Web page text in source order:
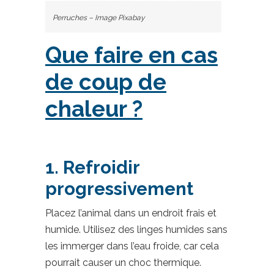
Perruches – Image Pixabay
Que faire en cas
de coup de
chaleur ?
1. Refroidir
progressivement
Placez l’animal dans un endroit frais et
humide. Utilisez des linges humides sans
les immerger dans l’eau froide, car cela
pourrait causer un choc thermique.